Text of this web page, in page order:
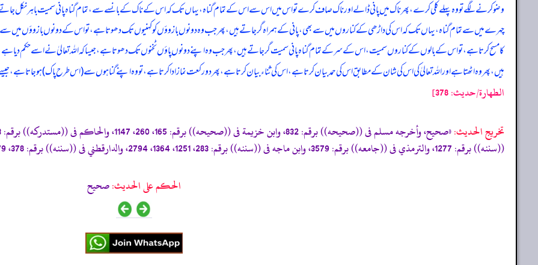
وضو کرنے لگے تو وہ پہلے کلی کرے، پھر ناک میں پانی ڈالے اور ناک صاف کرے تو اس میں اس سے اس کے تمام گناہ، یہاں تک کہ اس کے ناک کے بانسے سے، تمام گناہ پانی سمیت باہر نکل جاتے
چہرے میں سے تمام گناہ، یہاں تک کہ اس کی داڑھی کے کناروں میں سے بھی، پانی کے ہمراہ گر جاتے ہیں، پھر جب وہ دونوں بازوؤں کو کہنیوں تک دھوتا ہے، تو اس کے دونوں بازوؤں میں
کا مسح کرتا ہے، تو اس کے بالوں کے کناروں سمیت، اس کے سر کے تمام گناہ پانی سمیت گر جاتے ہیں، پھر جب وہ اپنے دونوں پاؤں ٹخنوں تک دھوتا ہے، جیسا کہ اللہ تعالیٰ نے اسے حکم دیا
ہیں، پھر وہ اٹھتا ہے اور اللہ تعالیٰ کی اس کی شان کے مطابق اس کی حمد بیان کرتا ہے، اس کی ثناء بیان کرتا ہے، پھر دو رکعت نماز ادا کرتا ہے، تو وہ اپنے گناہوں سے (اس طرح پاک) ہو جاتا ہے،
الطهارة/حدیث: 378]
تخریج الحدیث:
((سننه)) برقم: 1277، والترمذي فى ((جامعه)) برقم: 3579، وابن ماجه فى ((سننه)) برقم: 283، 1251، 1364، 2794، والدارقطني فى ((سننه)) برقم: 378، 379، وأحمد فى ((مسنده)) برقم: 17288»
الحكم على الحديث:صحيح